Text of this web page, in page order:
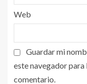
Web
Guardar mi
este navegador para
comentario.